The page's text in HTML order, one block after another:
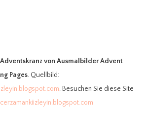
von Ausmalbilder Advent
Pages. Quellbild:
. Besuchen Sie diese Site